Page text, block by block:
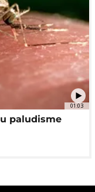
01:03
paludisme